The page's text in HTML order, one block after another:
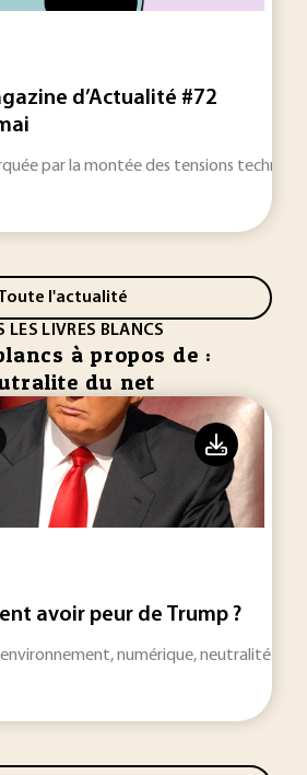
d’Actualité #72
par la montée des tensions
l'actualité
LES LIVRES BLANCS
à propos de :
du net
avoir peur de Trump ?
environnement, numérique, neutralité du